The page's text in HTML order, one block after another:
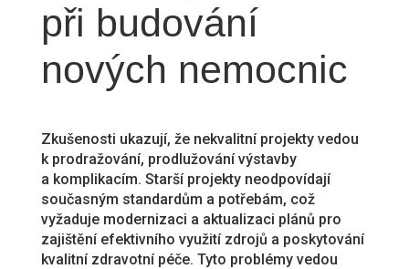
při budování
nových nemocnic
Zkušenosti ukazují, že nekvalitní projekty vedou
k prodražování, prodlužování výstavby
a komplikacím. Starší projekty neodpovídají
současným standardům a potřebám, což
vyžaduje modernizaci a aktualizaci plánů pro
zajištění efektivního využití zdrojů a poskytování
kvalitní zdravotní péče. Tyto problémy vedou